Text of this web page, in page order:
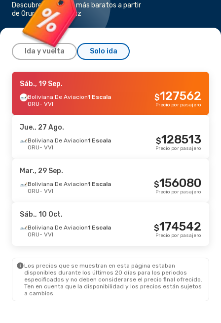
Descubre los vuelos más baratos a partir
de Oruro a Santa Cruz
Ida y vuelta Solo ida
Sáb., 19 Sep.
Boliviana De Aviacion1 Escala
ORU- VVI
VVI- ORU
232880
Dom., 27 Sep.- Mié., 30 Sep.
Boliviana De Aviacion
VVI - ORU
Boliviana De Aviacion
ORU - VVI
Boliviana De Aviacion1 Escala
VVI - ORU
234264
Precio por pasajero
Sáb., 29 Ago.- Lun., 31 Ago.
Boliviana De Aviacion1 Escala
ORU- VVI
Boliviana De Aviacion1 Escala
VVI- ORU
257613
$
Precio por pasajero
Sáb., 19 Sep.
Boliviana De Aviacion1 Escala
ORU- VVI
127562
$
Precio por pasajero
Jue., 27 Ago.
Boliviana De Aviacion1 Escala
ORU- VVI
128513
$
Precio por pasajero
Mar., 29 Sep.
Boliviana De Aviacion1 Escala
ORU- VVI
156080
$
Precio por pasajero
Sáb., 10 Oct.
Boliviana De Aviacion1 Escala
ORU- VVI
174542
$
Precio por pasajero
Los precios que se muestran en esta página estaban
disponibles durante los últimos 20 días para los periodos
especificados y no deben considerarse el precio final ofrecido.
Ten en cuenta que la disponibilidad y los precios están sujetos
a cambios.